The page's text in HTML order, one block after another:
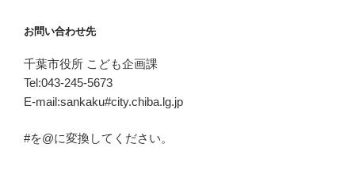
お問い合わせ先
千葉市役所 こども企画課
Tel:043-245-5673
E-mail:sankaku#city.chiba.lg.jp
#を@に変換してください。